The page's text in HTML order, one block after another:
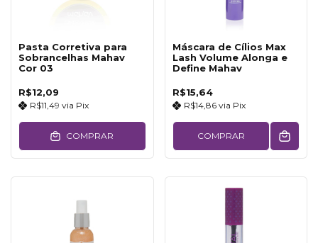
Pasta Corretiva para
Sobrancelhas Mahav
Cor 03
R$12,09
R$11,49 via Pix
COMPRAR
Máscara de Cílios Max
Lash Volume Alonga e
Define Mahav
R$15,64
R$14,86 via Pix
COMPRAR